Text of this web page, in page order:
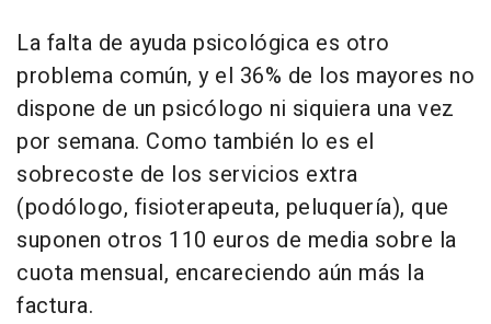
La falta de ayuda psicológica es otro
problema común, y el 36% de los mayores no
dispone de un psicólogo ni siquiera una vez
por semana. Como también lo es el
sobrecoste de los servicios extra
(podólogo, fisioterapeuta, peluquería), que
suponen otros 110 euros de media sobre la
cuota mensual, encareciendo aún más la
factura.